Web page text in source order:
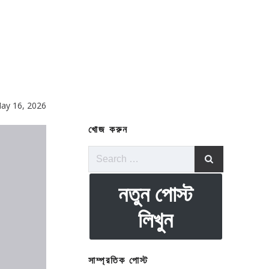
16, 2026
খোজ করুন
Search
নতুন পোস্ট
লিখুন
সাম্প্রতিক পোস্ট